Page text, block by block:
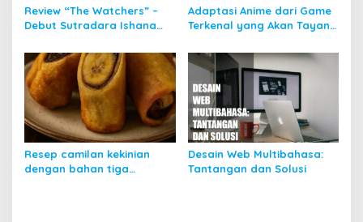
Review “The Watchers” –
Debut Sutradara Ishana
Atmosferik atau Biasa
Saja?
Adaptasi Anime dari Game
Terkenal yang Akan Tayang
Resep camilan kekinian
dengan bahan tiga
Desain Web Multibahasa:
Tantangan dan Solusi